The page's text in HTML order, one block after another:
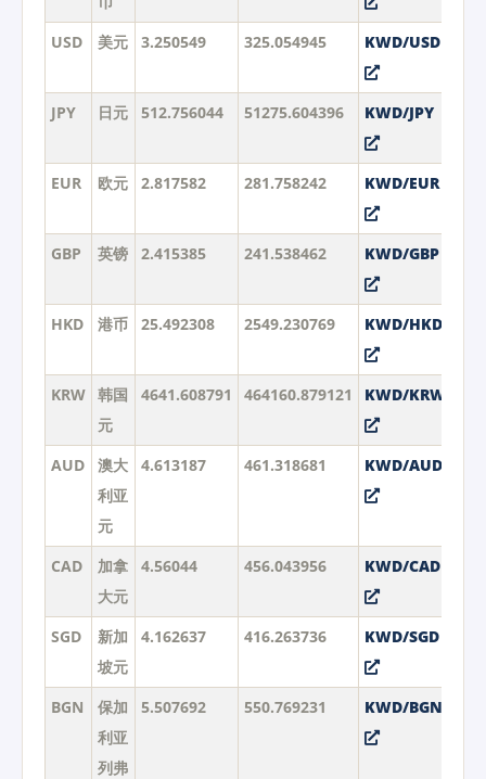
USD
美元 3.250549 325.054945 KWD/USD
JPY 日元 512.756044 51275.604396 KWD/JPY
EUR 欧元 2.817582 281.758242 KWD/EUR
GBP 英镑 2.415385 241.538462 KWD/GBP
HKD 港币 25.492308 2549.230769 KWD/HKD
KRW 韩国
元
4641.608791 464160.879121 KWD/KRW
AUD
澳大
利亚
元
4.613187 461.318681 KWD/AUD
CAD
加拿
大元
4.56044 456.043956 KWD/CAD
SGD
新加
坡元
4.162637 416.263736 KWD/SGD
BGN
保加
利亚
列弗
5.507692 550.769231 KWD/BGN